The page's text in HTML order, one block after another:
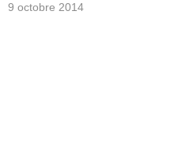
9 octobre 2014